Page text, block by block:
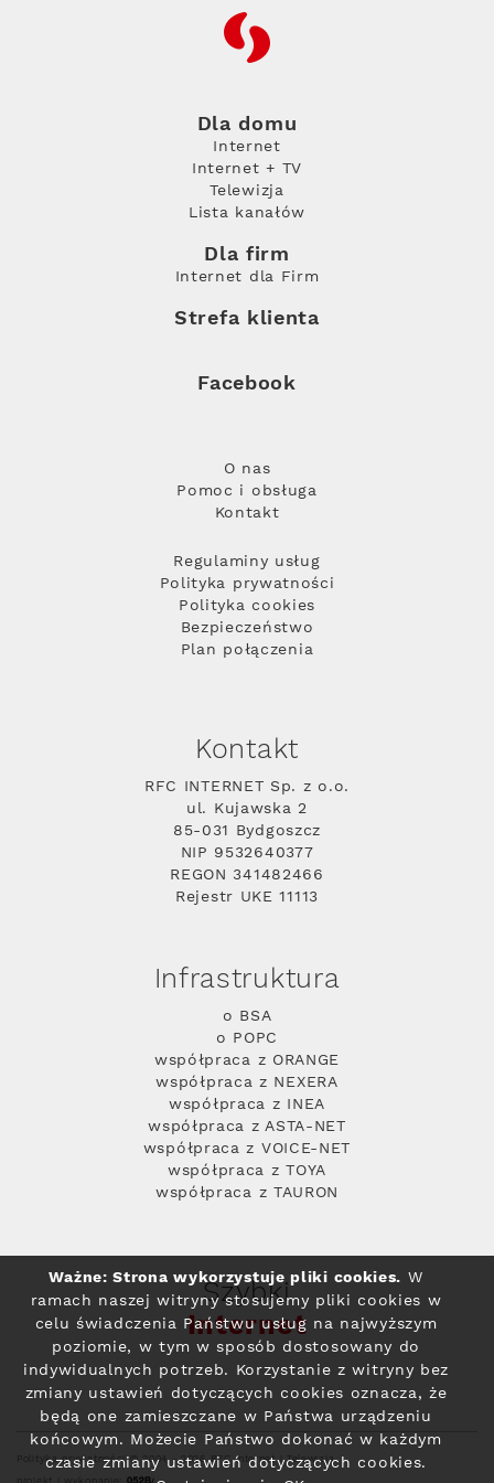
RFC
Dla domu
Internet
Internet + TV
Telewizja
Lista kanałów
Dla firm
Internet dla Firm
Strefa klienta
Facebook
O nas
Pomoc i obsługa
Kontakt
Regulaminy usług
Polityka prywatności
Polityka cookies
Bezpieczeństwo
Plan połączenia
Kontakt
RFC INTERNET Sp. z o.o.
ul. Kujawska 2
85-031 Bydgoszcz
NIP 9532640377
REGON 341482466
Rejestr UKE 11113
Infrastruktura
o BSA
o POPC
współpraca z ORANGE
współpraca z NEXERA
współpraca z INEA
współpraca z ASTA-NET
współpraca z VOICE-NET
współpraca z TOYA
współpraca z TAURON
Szybki
Internet
Polityka prywatności© 2004 - 2026 RFC Internet i Telewizja
Ważne: Strona wykorzystuje pliki cookies. W
ramach naszej witryny stosujemy pliki cookies w
celu świadczenia Państwu usług na najwyższym
poziomie, w tym w sposób dostosowany do
indywidualnych potrzeb. Korzystanie z witryny bez
zmiany ustawień dotyczących cookies oznacza, że
będą one zamieszczane w Państwa urządzeniu
końcowym. Możecie Państwo dokonać w każdym
czasie zmiany ustawień dotyczących cookies.